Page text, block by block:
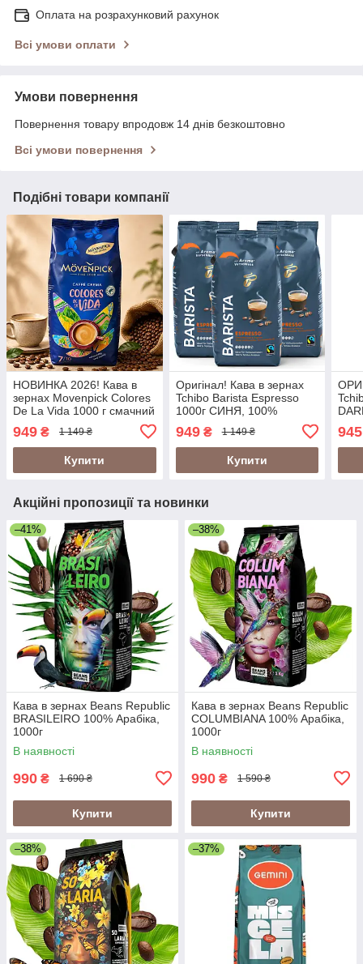
Оплата на розрахунковий рахунок
Всі умови оплати
Умови повернення
Повернення товару впродовж 14 днів безкоштовно
Всі умови повернення
Подібні товари компанії
НОВИНКА 2026! Кава в
зернах Movenpick Colores
De La Vida 1000 г смачний
Crema Colores De La Vida)
949 ₴ 1 149 ₴
Купити
Оригінал! Кава в зернах
Tchibo Barista Espresso
1000г СИНЯ, 100%
949₴ 1 149 ₴
Купити
945
Акційні пропозиції та новинки
–41%
Кава в зернах Beans Republic
BRASILEIRO 100% Арабіка,
1000г
В наявності
990 ₴ 1 690 ₴
Купити
–38%
Кава в зернах Beans Republic
COLUMBIANA 100% Арабіка,
1000г
В наявності
990 ₴ 1 590 ₴
Купити
–38% –37%